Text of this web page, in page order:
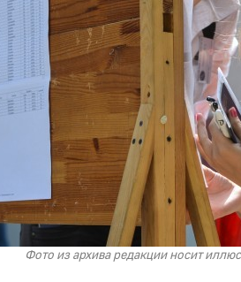
Фото из архива редакции носит